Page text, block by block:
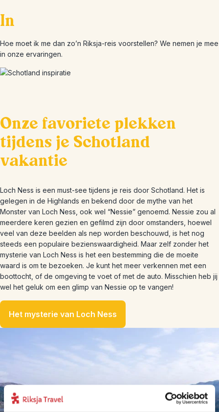
In
Hoe moet ik me dan zo’n Riksja-reis voorstellen? We nemen je mee
in onze ervaringen.
Onze favoriete plekken
tijdens je Schotland
vakantie
Loch Ness is een must-see tijdens je reis door Schotland. Het is
gelegen in de Highlands en bekend door de mythe van het
Monster van Loch Ness, ook wel “Nessie” genoemd. Nessie zou al
meerdere keren gezien en gefilmd zijn door omstanders, hoewel
veel van deze beelden als nep worden beschouwd, is het nog
steeds een populaire bezienswaardigheid. Maar zelf zonder het
mysterie van Loch Ness is het een bestemming die de moeite
waard is om te bezoeken. Je kunt het meer verkennen met een
boottocht, of de omgeving te voet of met de auto. Misschien heb jij
wel het geluk om een glimp van Nessie op te vangen!
Het mysterie van Loch Ness